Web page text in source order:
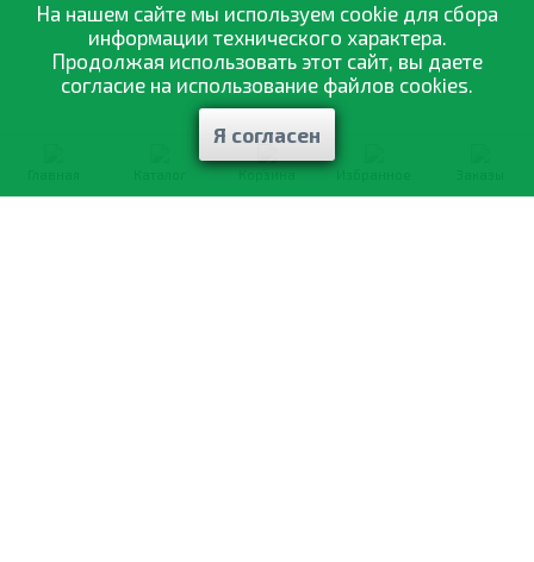
Корзина
На нашем сайте мы используем cookie для сбора
информации технического характера.
Продолжая использовать этот сайт, вы даете
согласие на использование файлов cookies.
Я согласен